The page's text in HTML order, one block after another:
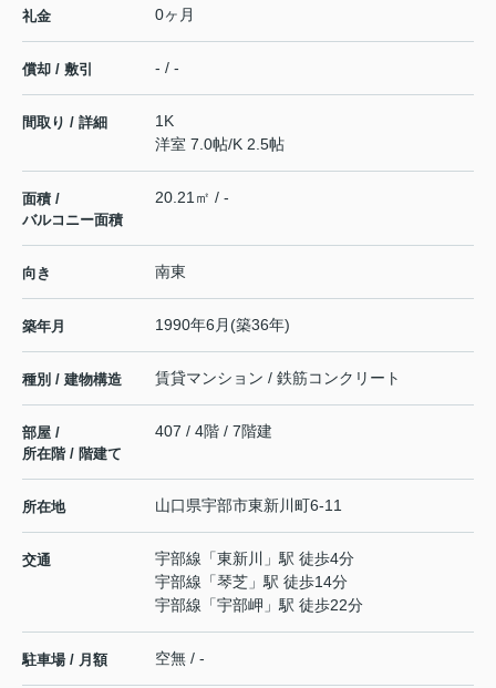
礼金 0ヶ月
償却 / 敷引 - / -
間取り / 詳細
1K
洋室 7.0帖/K 2.5帖
面積 /
バルコニー面積
20.21㎡ / -
向き 南東
築年月 1990年6月(築36年)
種別 / 建物構造 賃貸マンション / 鉄筋コンクリート
部屋 /
所在階 / 階建て
407 / 4階 / 7階建
所在地 山口県宇部市東新川町6-11
交通 宇部線 「東新川
」駅 徒歩4分
宇部線 「琴芝 」駅 徒歩14分
宇部線 「宇部岬 」駅 徒歩22分
駐車場 / 月額 空無 / -